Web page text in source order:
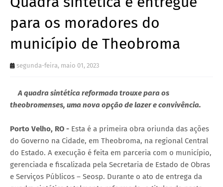
para os moradores do
município de Theobroma
segunda-feira, maio 01, 2023
A quadra sintética reformada trouxe para os
theobromenses, uma nova opção de lazer e convivência.
Porto Velho, RO - Esta é a primeira obra oriunda das ações
do Governo na Cidade, em Theobroma, na regional Central
do Estado. A execução é feita em parceria com o município,
gerenciada e fiscalizada pela Secretaria de Estado de Obras
e Serviços Públicos – Seosp. Durante o ato de entrega da